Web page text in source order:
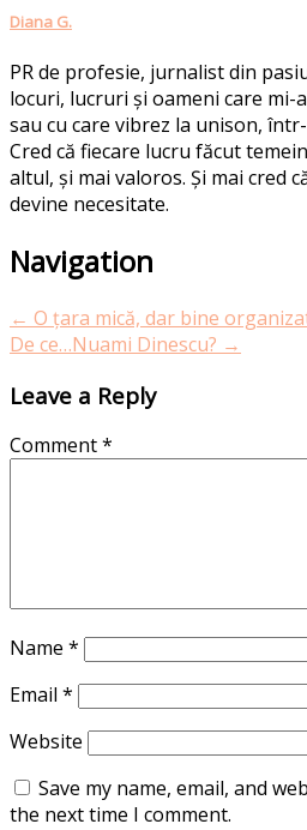
Diana G.
PR de profesie, jurnalist din
locuri, lucruri și oameni care mi-
sau cu care vibrez la unison,
Cred că fiecare lucru făcut
altul, și mai valoros. Și mai cred
devine necesitate.
Post
Navigation
← O țara mică, dar bine
De ce…Nuami Dinescu? →
Leave a Reply
Comment*
Name *
Email *
Website
Save my name, email, and
the next time I comment.